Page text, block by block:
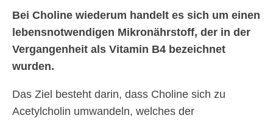
Bei Choline wiederum handelt es sich um einen
lebensnotwendigen Mikronährstoff, der in der
Vergangenheit als Vitamin B4 bezeichnet
wurden.
Das Ziel besteht darin, dass Choline sich zu
Acetylcholin umwandeln, welches der